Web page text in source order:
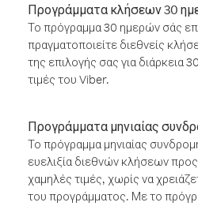
Προγράμματα κλήσεων 30
Το πρόγραμμα 30 ημερών σάς
πραγματοποιείτε διεθνείς
της επιλογής σας για διάρκεια
τιμές του Viber.
Προγράμματα μηνιαίας
Το πρόγραμμα μηνιαίας
ευελιξία διεθνών κλήσεων
χαμηλές τιμές, χωρίς να
του προγράμματος. Με το